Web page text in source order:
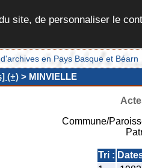
site, de personnaliser le
en Pays Basque et Béarn
(+) > MINVIELLE
Commune/
Tri :